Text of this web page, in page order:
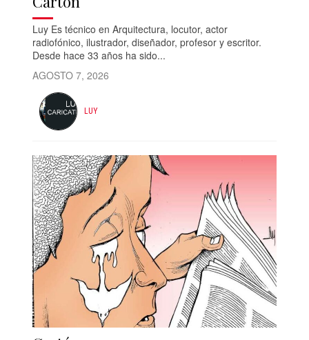
Luy Es técnico en Arquitectura, locutor, actor
radiofónico, ilustrador, diseñador, profesor y escritor.
Desde hace 33 años ha sido...
AGOSTO 7, 2026
LUY